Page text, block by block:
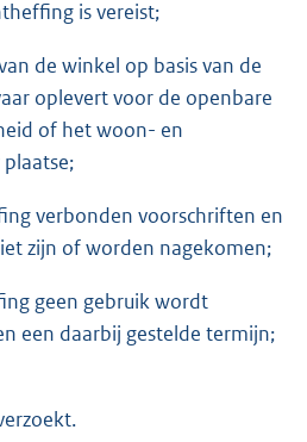
is vereist;
de winkel op basis van de
oplevert voor de openbare
of het woon- en
verbonden voorschriften en
zijn of worden nagekomen;
geen gebruik wordt
een daarbij gestelde termijn;